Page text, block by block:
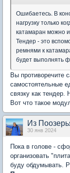
Ошибаетесь. В
нагрузку только
катамаран можно
Тендер - это
ремнями к
будет выполнять
Вы противоречите
самостоятельные
связку как тендер.
Вот что такое
Из
30 янв 2024
Пока в голове -
организовать
буду обдумывать.